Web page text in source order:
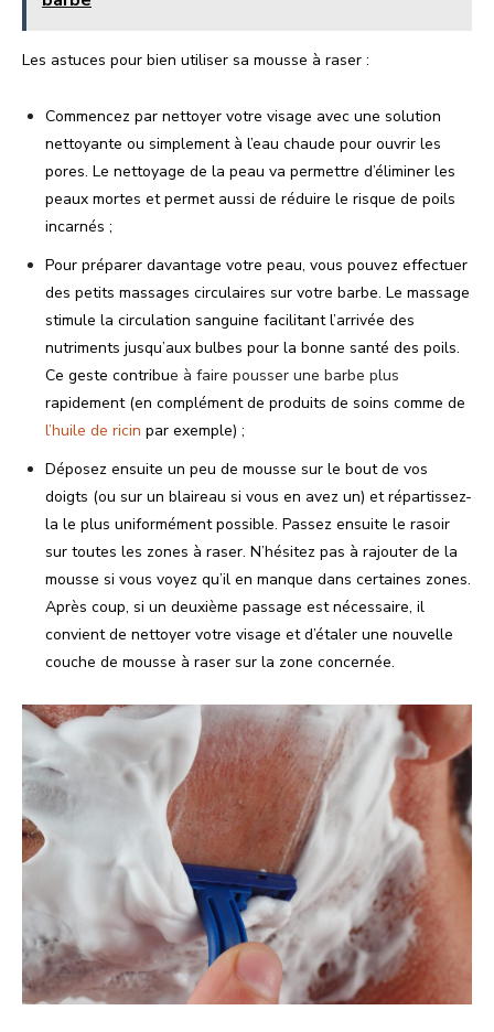
Les astuces pour bien utiliser sa mousse à raser :
Commencez par nettoyer votre visage avec une solution
nettoyante ou simplement à l’eau chaude pour ouvrir les
pores. Le nettoyage de la peau va permettre d’éliminer les
peaux mortes et permet aussi de réduire le risque de poils
incarnés ;
Pour préparer davantage votre peau, vous pouvez effectuer
des petits massages circulaires sur votre barbe. Le massage
stimule la circulation sanguine facilitant l’arrivée des
nutriments jusqu’aux bulbes pour la bonne santé des poils.
Ce geste contribue à faire pousser une barbe plus
rapidement (en complément de produits de soins comme de
l’huile de ricin par exemple) ;
Déposez ensuite un peu de mousse sur le bout de vos
doigts (ou sur un blaireau si vous en avez un) et répartissez-
la le plus uniformément possible. Passez ensuite le rasoir
sur toutes les zones à raser. N’hésitez pas à rajouter de la
mousse si vous voyez qu’il en manque dans certaines zones.
Après coup, si un deuxième passage est nécessaire, il
convient de nettoyer votre visage et d’étaler une nouvelle
couche de mousse à raser sur la zone concernée.